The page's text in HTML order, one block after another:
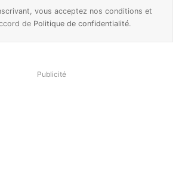
vous acceptez nos conditions et
de Politique de confidentialité.
Publicité